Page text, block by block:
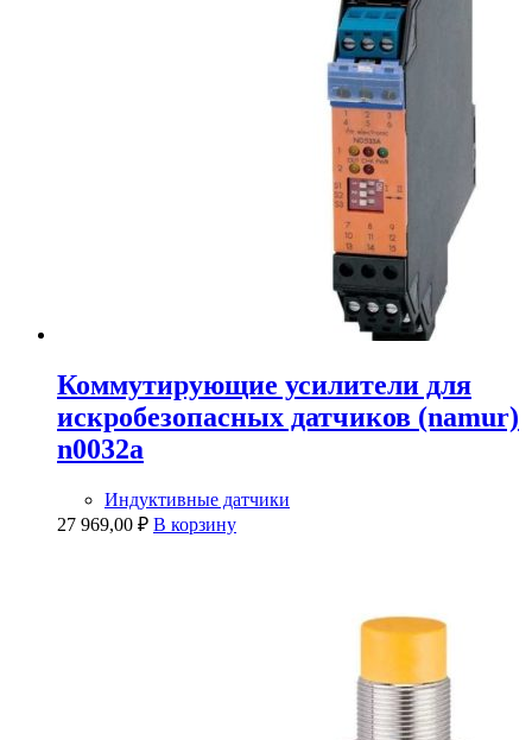
Коммутирующие усилители для
искробезопасных датчиков (namur)
n0032a
Индуктивные датчики
27 969,00 ₽ В корзину